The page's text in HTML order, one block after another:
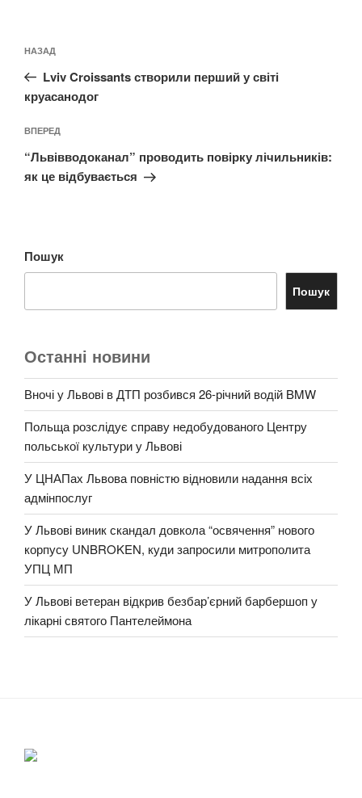
записів
Попередній
запис:
НАЗАД
Lviv Croissants створили перший у світі
круасанодог
Наступний
запис
ВПЕРЕД
“Львівводоканал” проводить повірку лічильників:
як це відбувається
Пошук
Пошук
Останні новини
Вночі у Львові в ДТП розбився 26-річний водій BMW
Польща розслідує справу недобудованого Центру
польської культури у Львові
У ЦНАПах Львова повністю відновили надання всіх
адмінпослуг
У Львові виник скандал довкола “освячення” нового
корпусу UNBROKEN, куди запросили митрополита
УПЦ МП
У Львові ветеран відкрив безбар’єрний барбершоп у
лікарні святого Пантелеймона